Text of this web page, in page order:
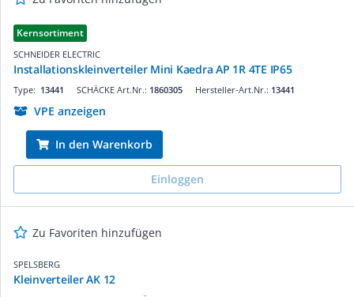
Kernsortiment
SCHNEIDER ELECTRIC
Installationskleinverteiler Mini Kaedra AP 1R 4TE IP65
SCHÄCKE Art.Nr.: 1860305
Type: 13441 Hersteller-Art.Nr.: 13441
VPE anzeigen
In den Warenkorb
Einloggen
Zu Favoriten hinzufügen
SPELSBERG
Kleinverteiler AK 12